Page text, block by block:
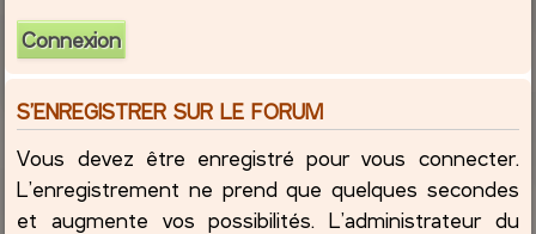
S’ENREGISTRER SUR LE FORUM
Vous devez être enregistré pour vous connecter.
L’enregistrement ne prend que quelques secondes
et augmente vos possibilités. L’administrateur du